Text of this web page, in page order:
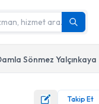
Sönmez Yalçınkaya
Takip Et